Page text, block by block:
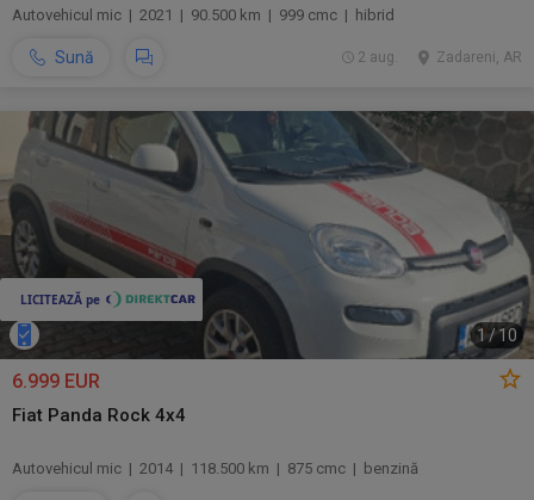
Autovehicul mic | 2021 | 90.500 km | 999 cmc | hibrid
Sună Zadareni, AR
2 aug.
1 /10
6.999 EUR
Fiat Panda Rock 4x4
Autovehicul mic | 2014 | 118.500 km | 875 cmc | benzină